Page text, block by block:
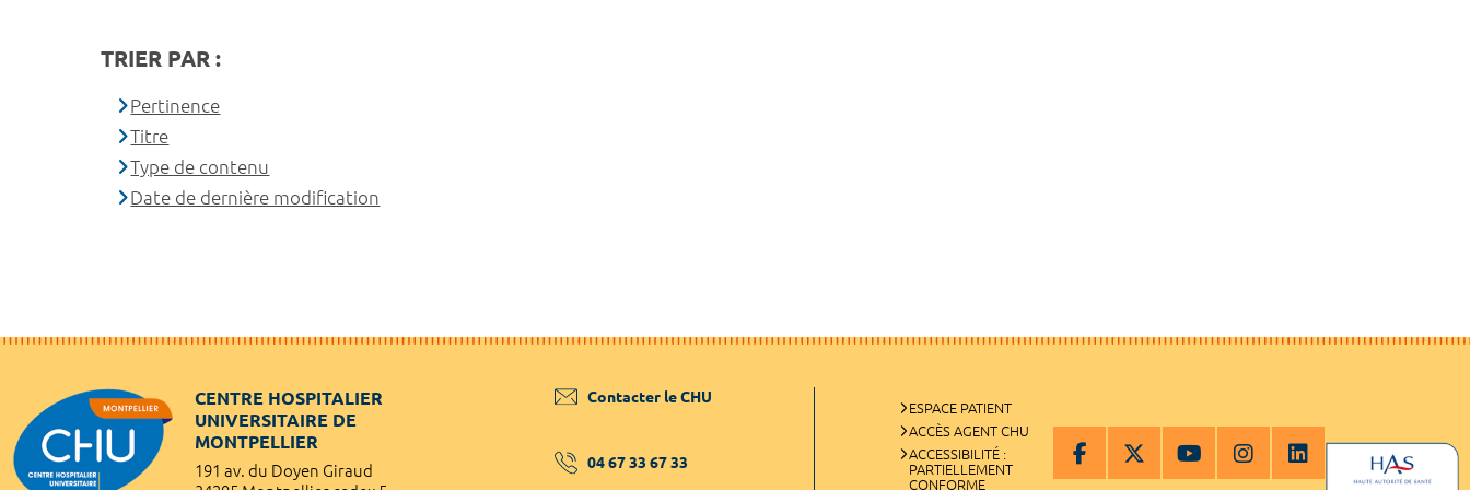
TRIER PAR :
Pertinence
Titre
Type de contenu
Date de dernière modification
CENTRE HOSPITALIER
UNIVERSITAIRE DE
MONTPELLIER
191 av. du Doyen Giraud
Contacter le CHU
04 67 33 67 33
ESPACE PATIENT
ACCÈS AGENT CHU
ACCESSIBILITÉ :
PARTIELLEMENT
CONFORME